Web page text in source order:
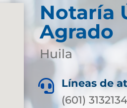
Notaría
Agrado
Huila

Líneas de
(601)